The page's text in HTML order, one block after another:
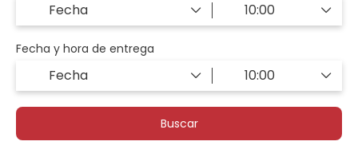
Fecha y hora de entrega
Buscar